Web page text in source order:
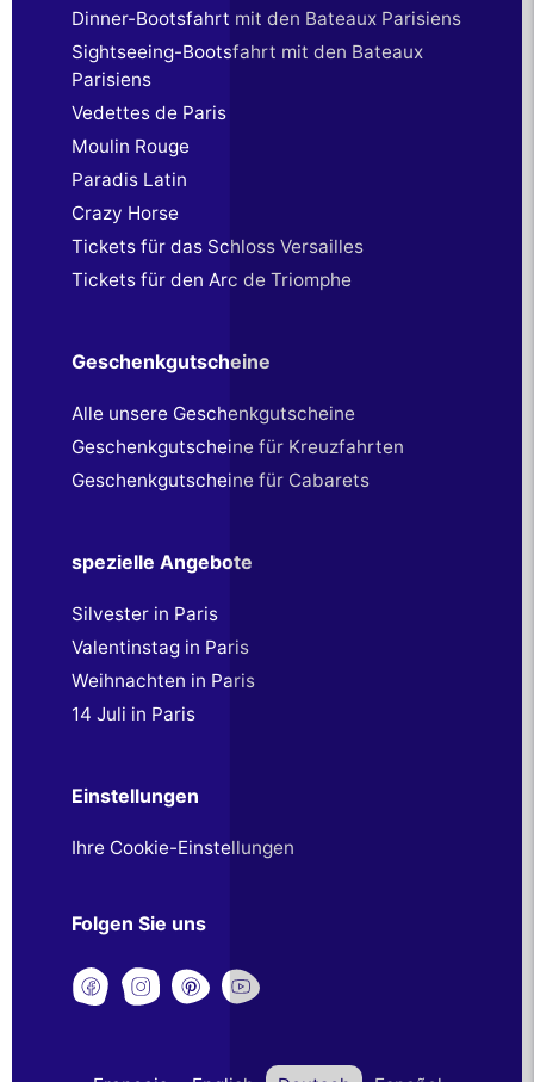
Dinner-Bootsfahrt mit den Bateaux Parisiens
Sightseeing-Bootsfahrt mit den Bateaux
Parisiens
Vedettes de Paris
Moulin Rouge
Paradis Latin
Crazy Horse
Tickets für das Schloss Versailles
Tickets für den Arc de Triomphe
Geschenkgutscheine
Alle unsere Geschenkgutscheine
Geschenkgutscheine für Kreuzfahrten
Geschenkgutscheine für Cabarets
spezielle Angebote
Silvester in Paris
Valentinstag in Paris
Weihnachten in Paris
14 Juli in Paris
Einstellungen
Ihre Cookie-Einstellungen
Folgen Sie uns